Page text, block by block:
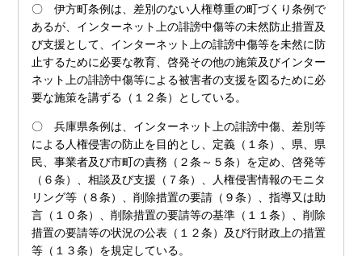
〇 伊方町条例は、差別のない人権尊重の町づくり条例で
あるが、インターネット上の誹謗中傷等の未然防止措置及
び支援として、インターネット上の誹謗中傷等を未然に防
止するために必要な教育、啓発その他の施策及びインター
ネット上の誹謗中傷等による被害者の支援を図るために必
要な施策を講ずる（１２条）としている。
〇 兵庫県条例は、インターネット上の誹謗中傷、差別等
による人権侵害の防止を目的とし、定義（１条）、県、県
民、事業者及び市町の責務（２条～５条）を定め、啓発等
（６条）、相談及び支援（７条）、人権侵害情報のモニタ
リング等（８条）、削除措置の要請（９条）、指導又は助
言（１０条）、削除措置の要請等の基準（１１条）、削除
措置の要請等の状況の公表（１２条）及び行財政上の措置
等（１３条）を規定している。